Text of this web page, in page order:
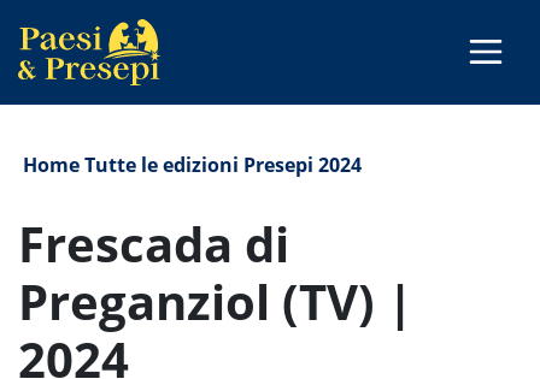
HomeTutte le edizioni Presepi 2024
Frescada di
Preganziol (TV) |
2024